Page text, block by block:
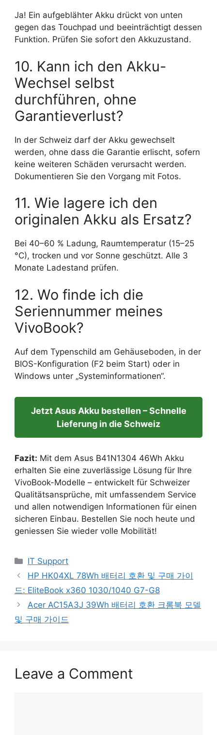
Ja! Ein aufgeblähter Akku drückt von unten
gegen das Touchpad und beeinträchtigt dessen
Funktion. Prüfen Sie sofort den Akkuzustand.
10. Kann ich den Akku-
Wechsel selbst
durchführen, ohne
Garantieverlust?
In der Schweiz darf der Akku gewechselt
werden, ohne dass die Garantie erlischt, sofern
keine weiteren Schäden verursacht werden.
Dokumentieren Sie den Vorgang mit Fotos.
11. Wie lagere ich den
originalen Akku als Ersatz?
Bei 40–60 % Ladung, Raumtemperatur (15–25
°C), trocken und vor Sonne geschützt. Alle 3
Monate Ladestand prüfen.
12. Wo finde ich die
Seriennummer meines
VivoBook?
Auf dem Typenschild am Gehäuseboden, in der
BIOS-Konfiguration (F2 beim Start) oder in
Windows unter „Systeminformationen“.
Jetzt Asus Akku bestellen – Schnelle
Lieferung in die Schweiz
Fazit: Mit dem Asus B41N1304 46Wh Akku
erhalten Sie eine zuverlässige Lösung für Ihre
VivoBook-Modelle – entwickelt für Schweizer
Qualitätsansprüche, mit umfassendem Service
und allen notwendigen Informationen für einen
sicheren Einbau. Bestellen Sie noch heute und
geniessen Sie wieder volle Mobilität!
Categories
IT Support
HP HK04XL 78Wh 배터리 호환 및 구매 가이
드: EliteBook x360 1030/1040 G7-G8
Acer AC15A3J 39Wh 배터리 호환 크롬북 모델
및 구매 가이드
Leave a Comment